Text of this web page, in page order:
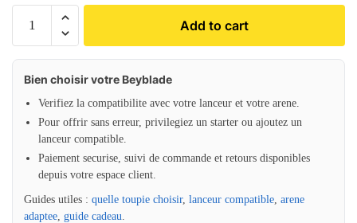
Add to cart
Bien choisir votre Beyblade
Verifiez la compatibilite avec votre lanceur et votre arene.
Pour offrir sans erreur, privilegiez un starter ou ajoutez un
lanceur compatible.
Paiement securise, suivi de commande et retours disponibles
depuis votre espace client.
Guides utiles : quelle toupie choisir, lanceur compatible arene
adaptee guide cadeau